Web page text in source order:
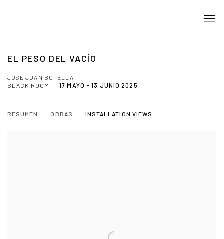
EL PESO DEL VACÍO
JOSE JUAN BOTELLA
17 MAYO - 13 JUNIO 2025
BLACK ROOM
RESUMEN OBRAS INSTALLATION VIEWS